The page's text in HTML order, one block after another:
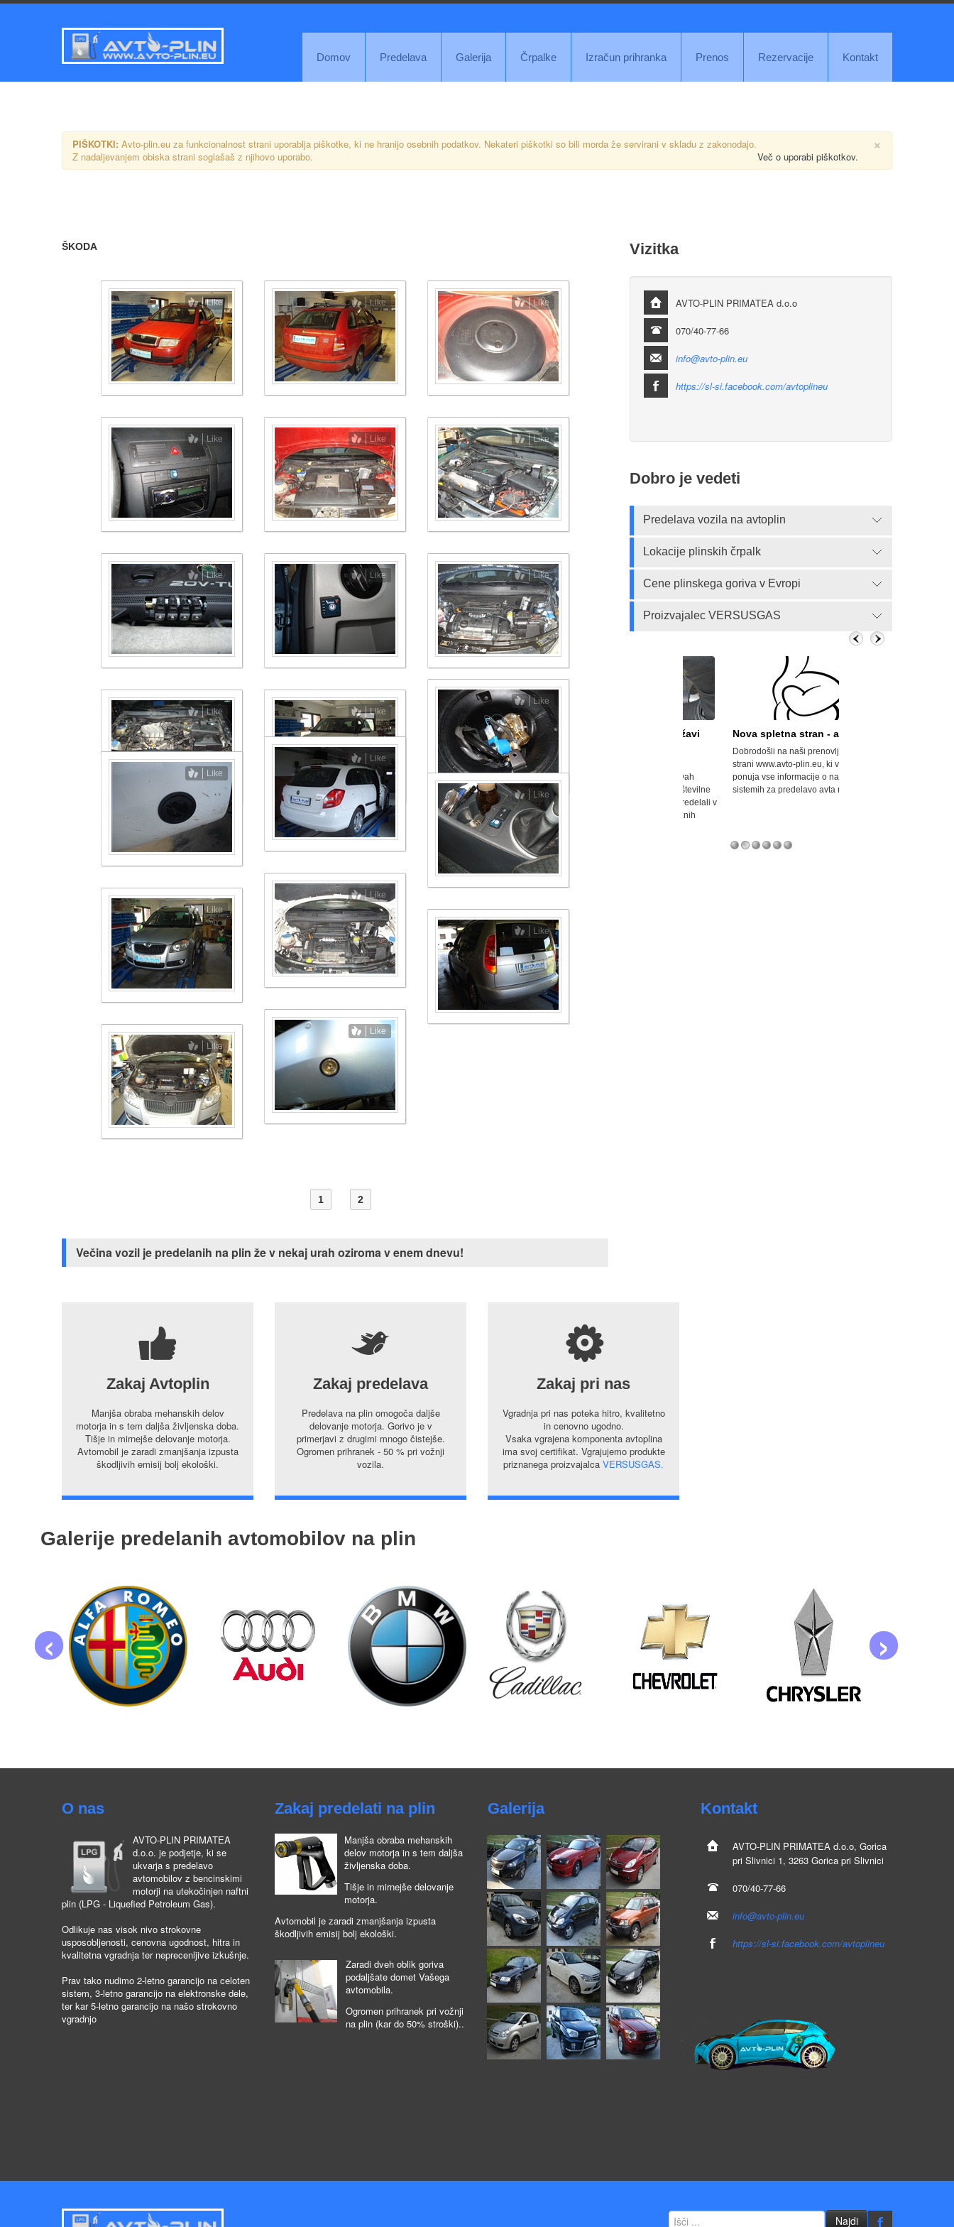
Domov Predelava Galerija Črpalke Izračun prihranka Prenos Rezervacije Kontakt
×
PIŠKOTKI: Avto-plin.eu za funkcionalnost strani uporablja piškotke, ki ne hranijo osebnih podatkov. Nekateri piškotki so bili morda že servirani v skladu z zakonodajo.
Z nadaljevanjem obiska strani soglašaš z njihovo uporabo.
Več o uporabi piškotkov.
ŠKODA
Like Like Like
Like Like Like
Like Like Like
Like
Like
Like
Like
Like
Like
Like
Like
Like
Like
Like
1 2
Večina vozil je predelanih na plin že v nekaj urah oziroma v enem dnevu!
Vizitka
AVTO-PLIN PRIMATEA d.o.o
070/40-77-66
info@avto-plin.eu
https://sl-si.facebook.com/avtoplineu
Dobro je vedeti
Predelava vozila na avtoplin
Lokacije plinskih črpalk
Cene plinskega goriva v Evropi
Proizvajalec VERSUSGAS
Vozili so se na plin, a državi
niso plačali
Finančna uprava je podrobno
avtomobilov na plin in odkrila številne
primere, ko so lastniki vozilo predelali v
tujini, a nato nikoli plačali uvoznih
dajatev.
Nova spletna stran - avto-plin
Dobrodošli na naši prenovljeni spletni
strani www.avto-plin.eu, ki vam sedaj
ponuja vse informacije o najboljših
sistemih za predelavo avta na plin.
7
Zakaj Avtoplin
Manjša obraba mehanskih delov
motorja in s tem daljša življenska doba.
Tišje in mirnejše delovanje motorja.
Avtomobil je zaradi zmanjšanja izpusta
škodljivih emisij bolj ekološki.
5
Zakaj predelava
Predelava na plin omogoča daljše
delovanje motorja. Gorivo je v
primerjavi z drugimi mnogo čistejše.
Ogromen prihranek - 50 % pri vožnji
vozila.
s
Zakaj pri nas
Vgradnja pri nas poteka hitro, kvalitetno
in cenovno ugodno.
Vsaka vgrajena komponenta avtoplina
ima svoj certifikat. Vgrajujemo produkte
priznanega proizvajalca VERSUSGAS.
Galerije predelanih avtomobilov na plin
‹ ›
O nas
AVTO-PLIN PRIMATEA
d.o.o. je podjetje, ki se
ukvarja s predelavo
avtomobilov z bencinskimi
motorji na utekočinjen naftni
plin (LPG - Liquefied Petroleum Gas).
Odlikuje nas visok nivo strokovne
usposobljenosti, cenovna ugodnost, hitra in
kvalitetna vgradnja ter neprecenljive izkušnje.
Prav tako nudimo 2-letno garancijo na celoten
sistem, 3-letno garancijo na elektronske dele,
ter kar 5-letno garancijo na našo strokovno
vgradnjo
Zakaj predelati na plin
Manjša obraba mehanskih
delov motorja in s tem daljša
življenska doba.
Tišje in mirnejše delovanje
motorja.
Avtomobil je zaradi zmanjšanja izpusta
škodljivih emisij bolj ekološki.
Zaradi dveh oblik goriva
podaljšate domet Vašega
avtomobila.
Ogromen prihranek pri vožnji
na plin (kar do 50% stroški)..
Galerija Kontakt
AVTO-PLIN PRIMATEA d.o.o, Gorica
pri Slivnici 1, 3263 Gorica pri Slivnici
070/40-77-66
info@avto-plin.eu
https://sl-si.facebook.com/avtoplineu
Najdi